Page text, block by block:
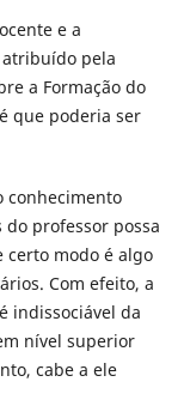
e a
pela
a Formação do
que poderia ser
conhecimento
professor possa
certo modo é algo
Com efeito, a
indissociável da
nível superior
cabe a ele